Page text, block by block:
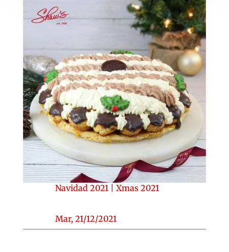
Navidad 2021 Xmas 2021
Mar, 21/12/2021